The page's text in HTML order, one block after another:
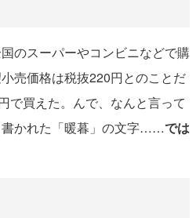
のスーパーやコンビニなどで購
売価格は税抜220円とのことだ
で買えた。んで、なんと言って
書かれた「暖暮」の文字……では